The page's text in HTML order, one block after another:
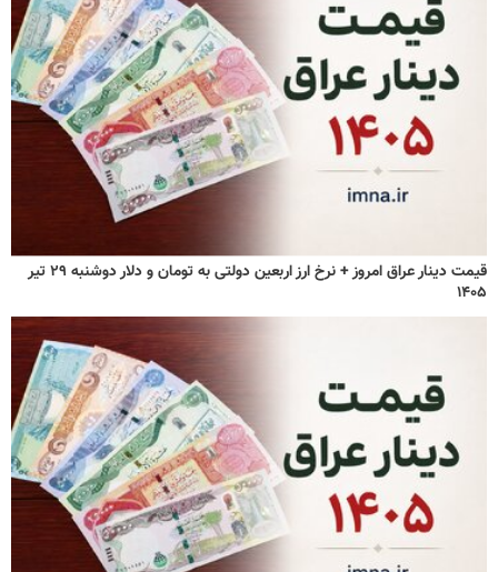
قیمت دینار عراق امروز + نرخ ارز اربعین دولتی به تومان و دلار دوشنبه ۲۹ تیر
۱۴۰۵